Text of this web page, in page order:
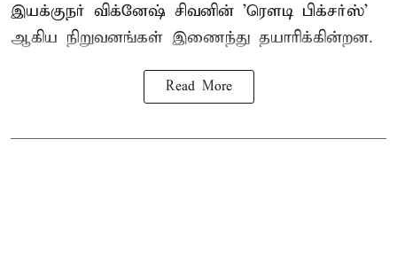
இயக்குநர் விக்னேஷ் சிவனின் 'ரௌடி பிக்சர்ஸ்'
ஆகிய நிறுவனங்கள் இணைந்து தயாரிக்கின்றன.
Read More